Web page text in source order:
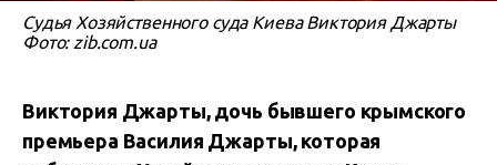
Судья Хозяйственного суда Киева Виктория Джарты
Фото: zib.com.ua
Виктория Джарты, дочь бывшего крымского
премьера Василия Джарты, которая